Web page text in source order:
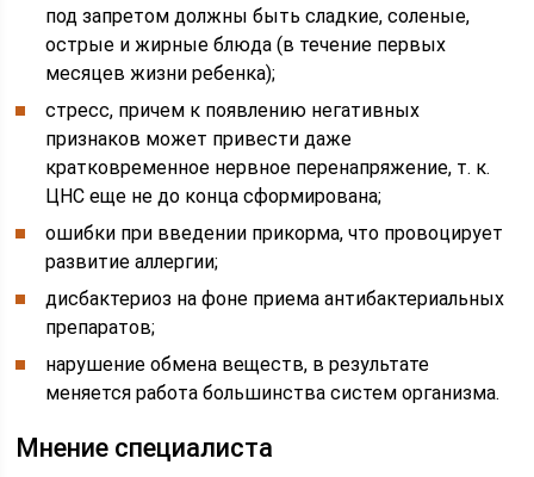
под запретом должны быть сладкие, соленые,
острые и жирные блюда (в течение первых
месяцев жизни ребенка);
стресс, причем к появлению негативных
признаков может привести даже
кратковременное нервное перенапряжение, т. к.
ЦНС еще не до конца сформирована;
ошибки при введении прикорма, что провоцирует
развитие аллергии;
дисбактериоз на фоне приема антибактериальных
препаратов;
нарушение обмена веществ, в результате
меняется работа большинства систем организма.
Мнение специалиста